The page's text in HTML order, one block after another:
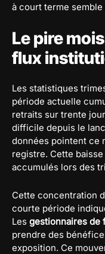
à court terme
Le pire
flux
Les statistiques
période actuelle
retraits sur trente
difficile depuis le
données pointent ce
registre. Cette
accumulés lors des
Cette concentration
courte période
Les gestionnaires de
prendre des
exposition. Ce